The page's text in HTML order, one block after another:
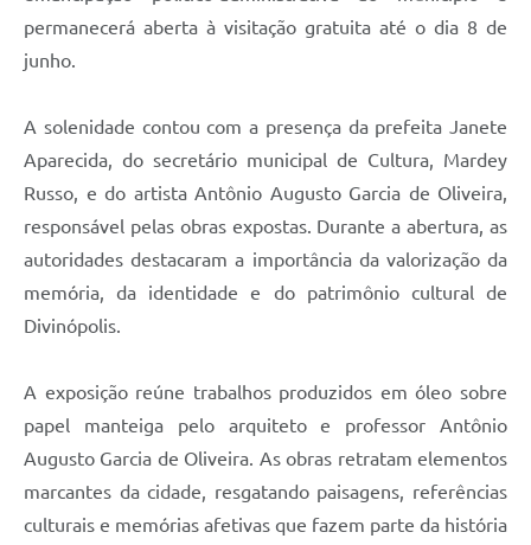
permanecerá aberta à visitação gratuita até o dia 8 de
junho.
A solenidade contou com a presença da prefeita Janete
Aparecida, do secretário municipal de Cultura, Mardey
Russo, e do artista Antônio Augusto Garcia de Oliveira,
responsável pelas obras expostas. Durante a abertura, as
autoridades destacaram a importância da valorização da
memória, da identidade e do patrimônio cultural de
Divinópolis.
A exposição reúne trabalhos produzidos em óleo sobre
papel manteiga pelo arquiteto e professor Antônio
Augusto Garcia de Oliveira. As obras retratam elementos
marcantes da cidade, resgatando paisagens, referências
culturais e memórias afetivas que fazem parte da história